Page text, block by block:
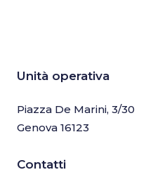
Unità operativa
Piazza De Marini, 3/30
Genova 16123
Contatti